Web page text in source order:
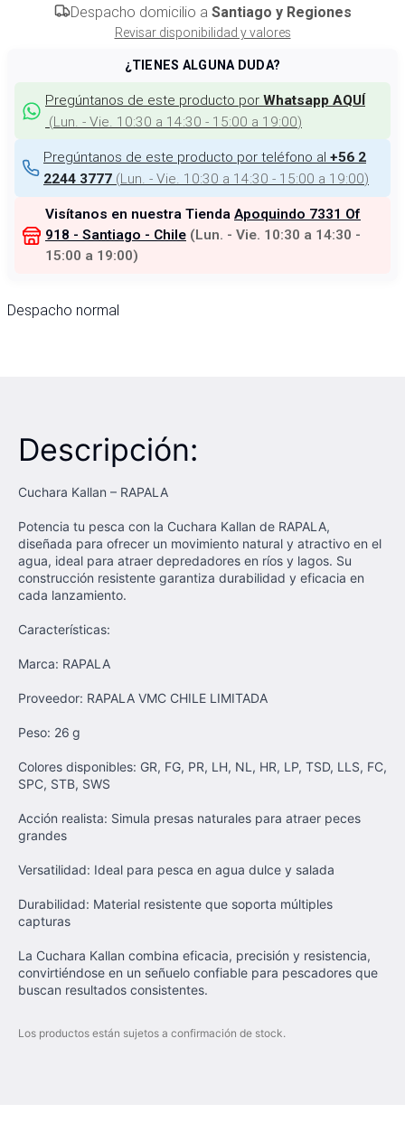
Despacho domicilio a Santiago y Regiones
Revisar disponibilidad y valores
¿TIENES ALGUNA DUDA?
Pregúntanos de este producto por Whatsapp AQUÍ
(Lun. - Vie. 10:30 a 14:30 - 15:00 a 19:00)
Pregúntanos de este producto por teléfono al +56 2
2244 3777 (Lun. - Vie. 10:30 a 14:30 - 15:00 a 19:00)
Visítanos en nuestra Tienda Apoquindo 7331 Of
918 - Santiago - Chile (Lun. - Vie. 10:30 a 14:30 -
15:00 a 19:00)
Despacho normal
Descripción:
Cuchara Kallan – RAPALA
Potencia tu pesca con la Cuchara Kallan de RAPALA,
diseñada para ofrecer un movimiento natural y atractivo en el
agua, ideal para atraer depredadores en ríos y lagos. Su
construcción resistente garantiza durabilidad y eficacia en
cada lanzamiento.
Características:
Marca: RAPALA
Proveedor: RAPALA VMC CHILE LIMITADA
Peso: 26 g
Colores disponibles: GR, FG, PR, LH, NL, HR, LP, TSD, LLS, FC,
SPC, STB, SWS
Acción realista: Simula presas naturales para atraer peces
grandes
Versatilidad: Ideal para pesca en agua dulce y salada
Durabilidad: Material resistente que soporta múltiples
capturas
La Cuchara Kallan combina eficacia, precisión y resistencia,
convirtiéndose en un señuelo confiable para pescadores que
buscan resultados consistentes.
Los productos están sujetos a confirmación de stock.